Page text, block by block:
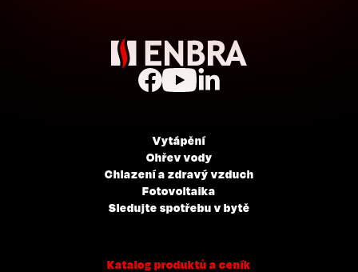
Vytápění
Ohřev vody
Chlazení a zdravý vzduch
Fotovoltaika
Sledujte spotřebu v bytě
Katalog produktů a ceník